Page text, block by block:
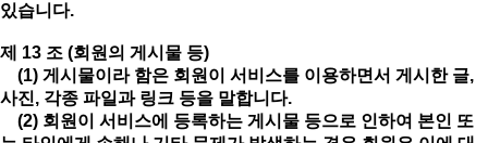
있습니다.
제 13 조 (회원의 게시물 등)
(1) 게시물이라 함은 회원이 서비스를 이용하면서 게시한 글,
사진, 각종 파일과 링크 등을 말합니다.
(2) 회원이 서비스에 등록하는 게시물 등으로 인하여 본인 또